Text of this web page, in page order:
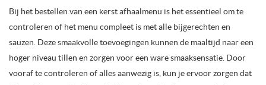
Bij het bestellen van een kerst afhaalmenu is het essentieel om te
controleren of het menu compleet is met alle bijgerechten en
sauzen. Deze smaakvolle toevoegingen kunnen de maaltijd naar een
hoger niveau tillen en zorgen voor een ware smaaksensatie. Door
vooraf te controleren of alles aanwezig is, kun je ervoor zorgen dat